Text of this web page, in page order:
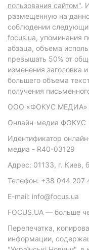
пользования сайтом".
размещенную на
соблюдении
focus.ua, упоминания
абзаца, объема
превышать 50% от
изменения заголовка
большего объема
получения
ООО «ФОКУС МЕДИА»
Онлайн-медиа ФОКУС
Идентификатор
медиа - R40-03129
Адрес: 01133, г. Киев,
Телефон: +38 044 207
E-mail: info@focus.ua
FOCUS.UA — больше
Перепечатка,
информации,